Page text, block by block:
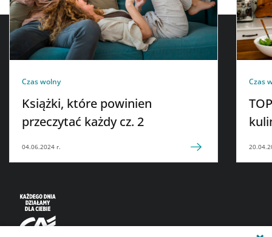
Czas wolny
Książki, które powinien
przeczytać każdy cz. 2
04.06.2024 r.
Czas